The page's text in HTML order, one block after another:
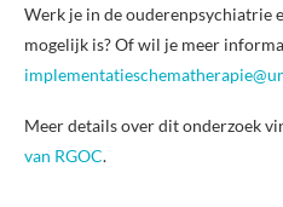
Werk je in de ouderenpsychiatrie
mogelijk is? Of wil je meer
Meer details over dit onderzoek
van RGOC.